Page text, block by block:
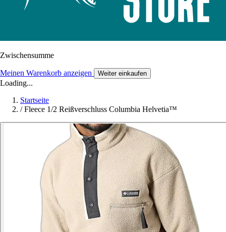
Zwischensumme
Meinen Warenkorb anzeigen Weiter einkaufen
Loading...
Startseite
/ Fleece 1/2 Reißverschluss Columbia Helvetia™